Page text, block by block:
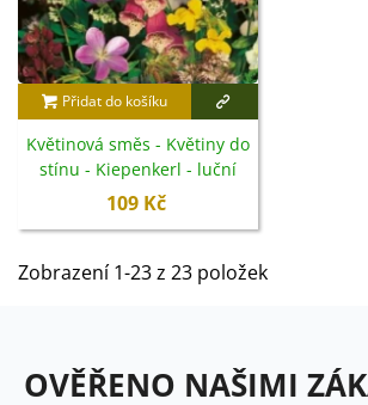
Přidat do košíku
Květinová směs - Květiny do
stínu - Kiepenkerl - luční
směs - 1 ks
109 Kč
Zobrazení 1-23 z 23 položek
OVĚŘENO NAŠIMI